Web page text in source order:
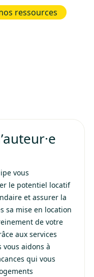
ressources
vous
le potentiel locatif
et assurer la
sa mise en location
de votre
aux services
vous aidons à
qui vous